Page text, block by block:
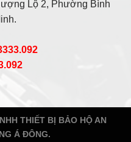
Lộ 2, Phường Bình
THIẾT BỊ BẢO HỘ AN
Á ĐÔNG.